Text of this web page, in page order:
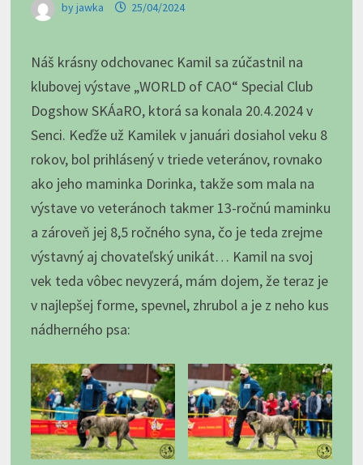
byjawka 25/04/2024
Náš krásny odchovanec Kamil sa zúčastnil na
klubovej výstave „WORLD of CAO“ Special Club
Dogshow SKÁaRO, ktorá sa konala 20.4.2024 v
Senci. Keďže už Kamilek v januári dosiahol veku 8
rokov, bol prihlásený v triede veteránov, rovnako
ako jeho maminka Dorinka, takže som mala na
výstave vo veteránoch takmer 13-ročnú maminku
a zároveň jej 8,5 ročného syna, čo je teda zrejme
výstavný aj chovateľský unikát… Kamil na svoj
vek teda vôbec nevyzerá, mám dojem, že teraz je
v najlepšej forme, spevnel, zhrubol a je z neho kus
nádherného psa: